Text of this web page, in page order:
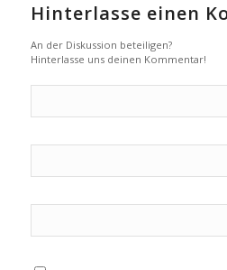
Hinterlasse einen
An der Diskussion beteiligen?
Hinterlasse uns deinen Kommentar!